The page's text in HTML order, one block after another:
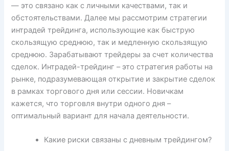
— это связано как с личными качествами, так и
обстоятельствами. Далее мы рассмотрим стратегии
интрадей трейдинга, использующие как быструю
скользящую среднюю, так и медленную скользящую
среднюю. Зарабатывают трейдеры за счет количества
сделок. Интрадей-трейдинг – это стратегия работы на
рынке, подразумевающая открытие и закрытие сделок
в рамках торгового дня или сессии. Новичкам
кажется, что торговля внутри одного дня –
оптимальный вариант для начала деятельности.
Какие риски связаны с дневным трейдингом?